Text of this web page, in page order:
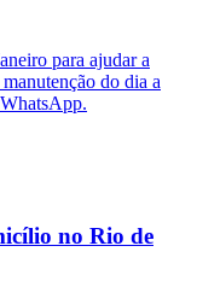
para ajudar a
do dia a
no Rio de